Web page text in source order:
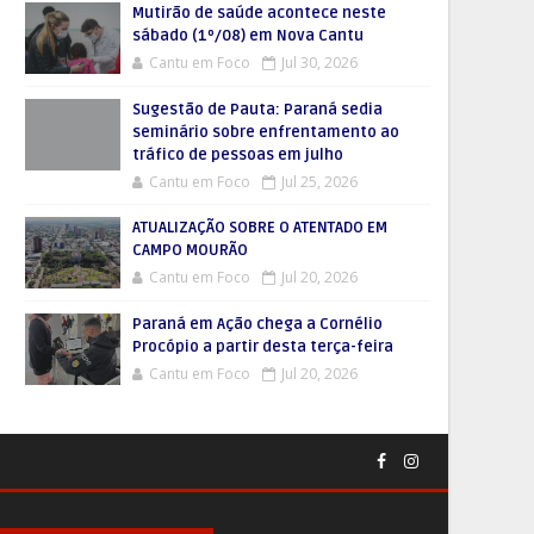
Mutirão de saúde acontece neste
sábado (1º/08) em Nova Cantu
Cantu em Foco Jul 30, 2026
Sugestão de Pauta: Paraná sedia
seminário sobre enfrentamento ao
tráfico de pessoas em julho
Cantu em Foco Jul 25, 2026
ATUALIZAÇÃO SOBRE O ATENTADO EM
CAMPO MOURÃO
Cantu em Foco Jul 20, 2026
Paraná em Ação chega a Cornélio
Procópio a partir desta terça-feira
Cantu em Foco Jul 20, 2026